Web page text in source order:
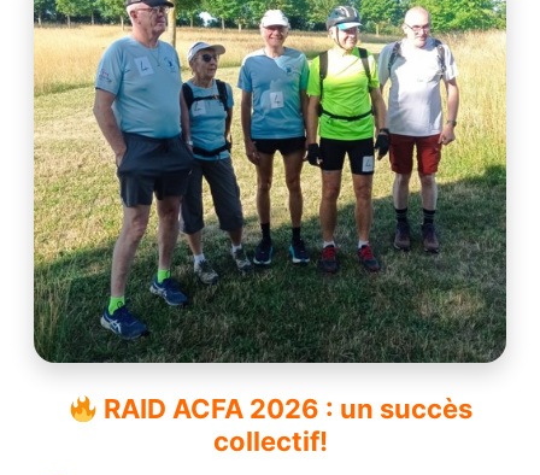
RAID ACFA 2026 : un succès
collectif!